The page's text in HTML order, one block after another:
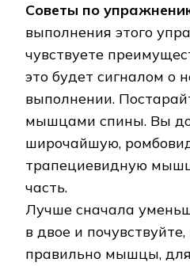
Советы по
выполнения этого
чувствуете
это будет сигналом о
выполнении.
мышцами спины. Вы
широчайшую,
трапециевидную
часть.
Лучше сначала
в двое и
правильно мышцы,